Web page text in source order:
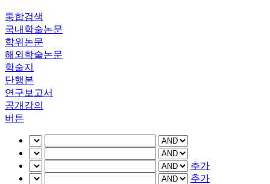
통합검색
국내학술논문
학위논문
해외학술논문
학술지
단행본
연구보고서
공개강의
버튼
추가
추가